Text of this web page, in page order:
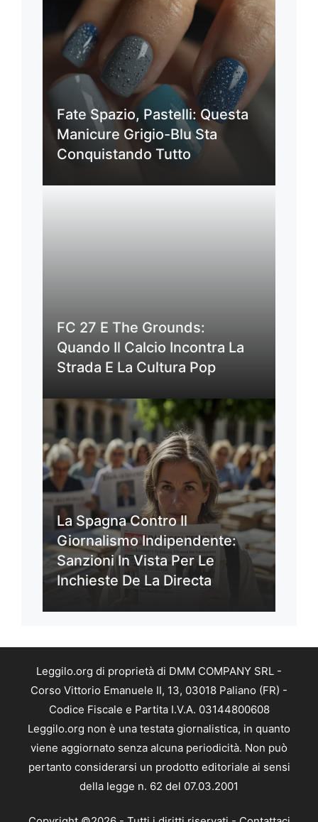
Fate Spazio, Pastelli: Questa
Manicure Grigio-Blu Sta
Conquistando Tutto
FC 27 E The Grounds:
Quando Il Calcio Incontra La
Strada E La Cultura Pop
La Spagna Contro Il
Giornalismo Indipendente:
Sanzioni In Vista Per Le
Inchieste De La Directa
Leggilo.org di proprietà di DMM COMPANY SRL -
Corso Vittorio Emanuele II, 13, 03018 Paliano (FR) -
Codice Fiscale e Partita I.V.A. 03144800608
Leggilo.org non è una testata giornalistica, in quanto
viene aggiornato senza alcuna periodicità. Non può
pertanto considerarsi un prodotto editoriale ai sensi
della legge n. 62 del 07.03.2001